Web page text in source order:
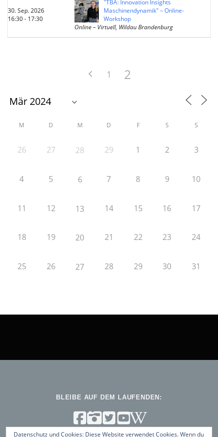
30. Sep. 2026
16:30 - 17:30
"TBA: Innovation Insights
Maschinendynamik" – Online-
Workshop
Online – Virtuell, Wildau Brandenburg
1 2
M D M D F S S
26 27 28 29 1 2 3
4 5 6 7 8 9 10
11 12 13 14 15 16 17
18 19 20 21 22 23 24
25 26 27 28 29 30 31
BLEIBE AUF DEM LAUFENDEN:
Datenschutz und Cookies: Diese Website verwendet Cookies. Wenn du